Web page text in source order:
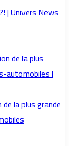
la plus grande